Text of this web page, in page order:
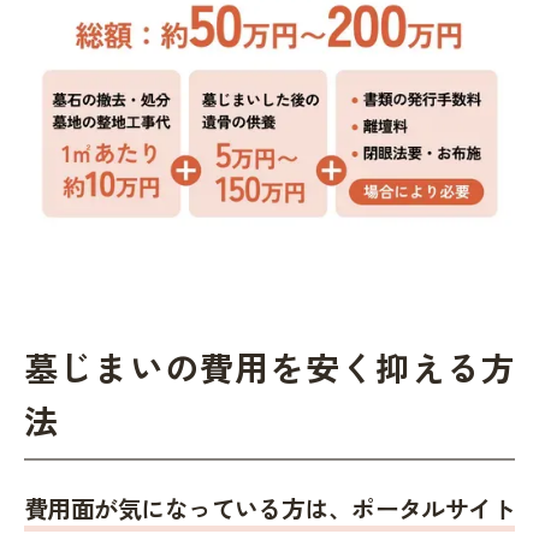
墓じまいの費用を安く抑える方
法
費用面が気になっている方は、ポータルサイト